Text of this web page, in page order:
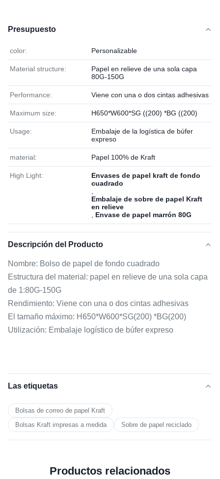
Presupuesto
color: Personalizable
Material structure:
Papel en relieve de una sola capa
80G-150G
Performance: Viene con una o dos cintas adhesivas
Maximum size: H650*W600*SG ((200) *BG ((200)
Usage:
Embalaje de la logística de búfer
expreso
material: Papel 100% de Kraft
High Light:
Envases de papel kraft de fondo
cuadrado
Embalaje de sobre de papel Kraft
en relieve
Envase de papel marrón 80G
Descripción del Producto
Nombre: Bolso de papel de fondo cuadrado
Estructura del material: papel en relieve de una sola capa
de 1:80G-150G
Rendimiento: Viene con una o dos cintas adhesivas
El tamaño máximo: H650*W600*SG(200) *BG(200)
Utilización: Embalaje logístico de búfer expreso
Las etiquetas
Bolsas de correo de papel Kraft
Bolsas Kraft impresas a medida
Sobre de papel reciclado
Productos relacionados